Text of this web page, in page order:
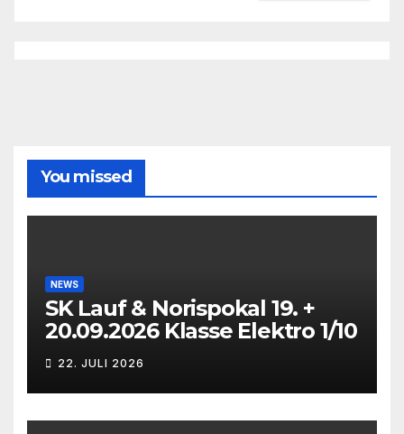
You missed
NEWS
SK Lauf & Norispokal 19. +
20.09.2026 Klasse Elektro 1/10
22. JULI 2026